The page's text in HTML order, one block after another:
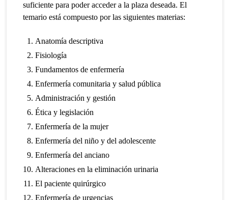
suficiente para poder acceder a la plaza deseada. El
temario está compuesto por las siguientes materias:
Anatomía descriptiva
Fisiología
Fundamentos de enfermería
Enfermería comunitaria y salud pública
Administración y gestión
Ética y legislación
Enfermería de la mujer
Enfermería del niño y del adolescente
Enfermería del anciano
Alteraciones en la eliminación urinaria
El paciente quirúrgico
Enfermería de urgencias